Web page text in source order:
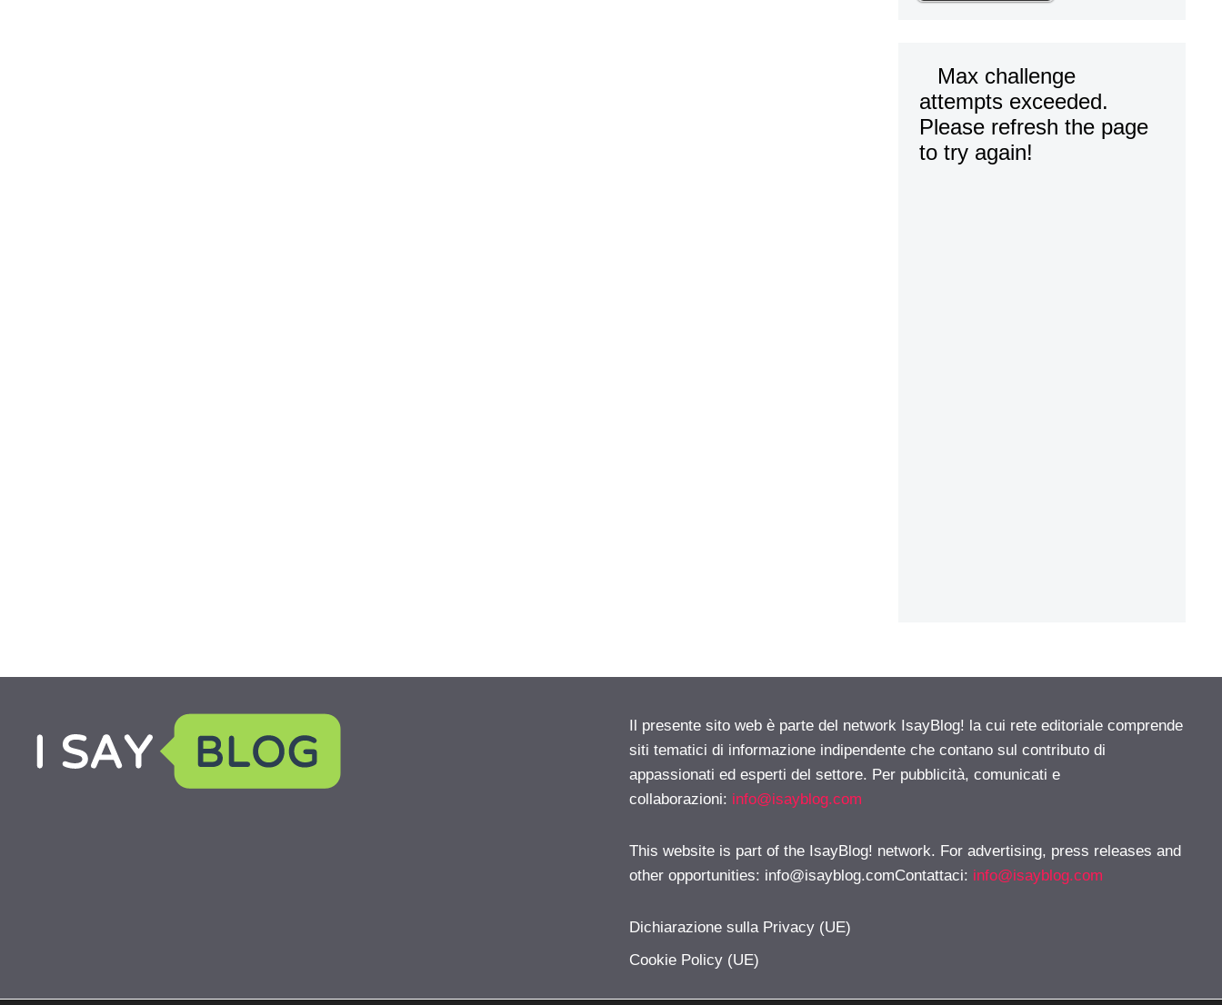
Il presente sito web è parte del network IsayBlog! la cui rete editoriale comprende
siti tematici di informazione indipendente che contano sul contributo di
appassionati ed esperti del settore. Per pubblicità, comunicati e
collaborazioni: info@isayblog.com
This website is part of the IsayBlog! network. For advertising, press releases and
other opportunities: info@isayblog.comContattaci: info@isayblog.com
Dichiarazione sulla Privacy (UE)
Cookie Policy (UE)